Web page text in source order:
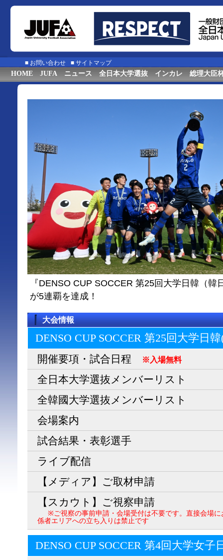
■ お問い合わせ ■ サイトマップ
HOME JUFA ニュース 全日本大学選抜 インカレ 総理大臣
『DENSO CUP SOCCER 第25回大学日韓（
が5連覇を達成！
大会情報
DENSO CUP SOCCER 第25回大学日
開催要項・試合日程 ※入場無料
全日本大学選抜メンバーリスト
全韓國大学選抜メンバーリスト
会場案内
試合結果・表彰選手
ライブ配信
【メディア】ご取材申請
【スカウト】ご視察申請
※ご視察の事前申請・会場受付は不要です。直接会場
係者エリアへの立ち入りは禁止です
DENSO CUP SOCCER 第4回大学女子